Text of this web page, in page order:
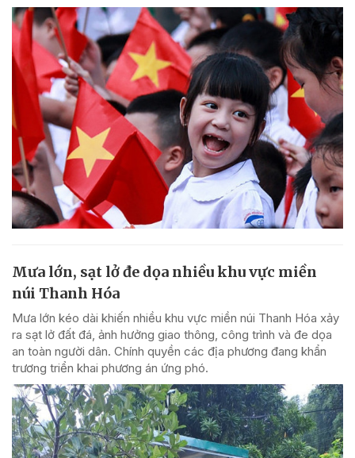
Mưa lớn, sạt lở đe dọa nhiều khu vực miền
núi Thanh Hóa
Mưa lớn kéo dài khiến nhiều khu vực miền núi Thanh Hóa xảy
ra sạt lở đất đá, ảnh hưởng giao thông, công trình và đe dọa
an toàn người dân. Chính quyền các địa phương đang khẩn
trương triển khai phương án ứng phó.